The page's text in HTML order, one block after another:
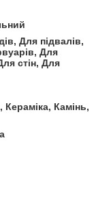
Для підвалів,
Для
стін, Для
Кераміка, Камінь,